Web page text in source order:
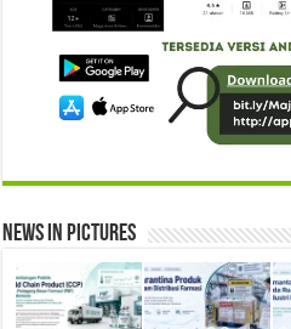
News in Pictures